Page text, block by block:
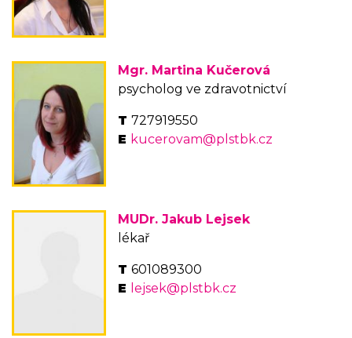
Mgr. Martina Kučerová
psycholog ve zdravotnictví
727919550
kucerovam@plstbk.cz
MUDr. Jakub Lejsek
lékař
601089300
lejsek@plstbk.cz